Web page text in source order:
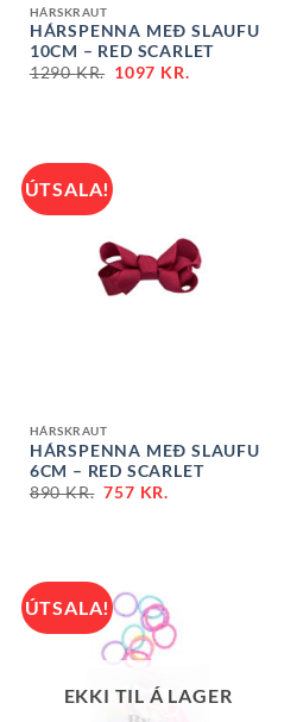
HÁRSKRAUT
HÁRSPENNA MEÐ SLAUFU
10CM – RED SCARLET
1290KR. 1097 KR.
ÚTSALA!
HÁRSKRAUT
HÁRSPENNA MEÐ SLAUFU
6CM – RED SCARLET
890KR. 757 KR.
ÚTSALA!
EKKI TIL Á LAGER